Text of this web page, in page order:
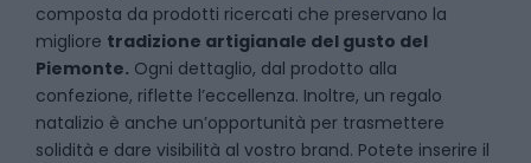
composta da prodotti ricercati che preservano la
migliore tradizione artigianale del gusto del
Piemonte. Ogni dettaglio, dal prodotto alla
confezione, riflette l’eccellenza. Inoltre, un regalo
natalizio è anche un’opportunità per trasmettere
solidità e dare visibilità al vostro brand. Potete inserire il